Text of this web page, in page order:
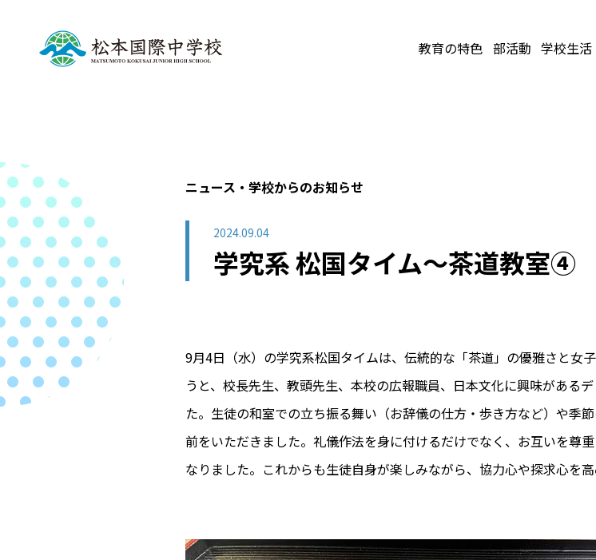
教育の特色 部活動 学校生活
ニュース・学校からのお知らせ
2024.09.04
学究系 松国タイム～茶道教室④
9月4日（水）の学究系松国タイムは、伝統的な「茶道」の優雅さと女
うと、校長先生、教頭先生、本校の広報職員、日本文化に興味がある
た。生徒の和室での立ち振る舞い（お辞儀の仕方・歩き方など）や季
前をいただきました。礼儀作法を身に付けるだけでなく、お互いを尊
なりました。これからも生徒自身が楽しみながら、協力心や探求心を高